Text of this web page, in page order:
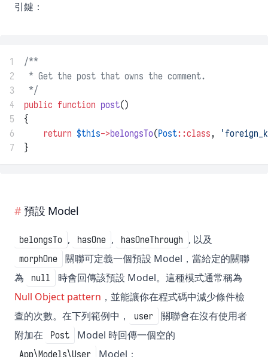
引鍵：
1
/**
2
* Get the post that owns the comment.
3
*/
4
public function post()
5
{
6
return $this->belongsTo(Post::class,
7
}
預設 Model
belongsTo , hasOne , hasOneThrough , 以及
morphOne
關聯可定義一個預設 Model，當給定的關聯
為
null
時會回傳該預設 Model。這種模式通常稱為
Null Object pattern ，並能讓你在程式碼中減少條件檢
查的次數。在下列範例中，
user
關聯會在沒有使用者
附加在
Post Model 時回傳一個空的
App\Models\User Model：